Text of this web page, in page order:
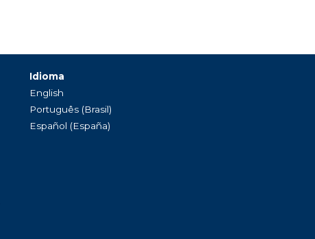
Idioma
English
Português (Brasil)
Español (España)